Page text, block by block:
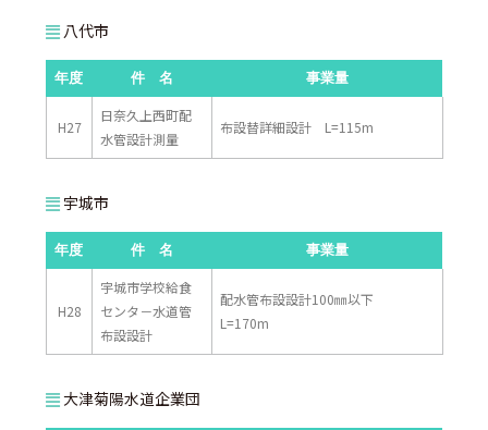
八代市
年度 件 名 事業量
H27
日奈久上西町配
水管設計測量
布設替詳細設計 L=115m
宇城市
年度 件 名 事業量
H28
宇城市学校給食
センタ－水道管
布設設計
配水管布設設計100㎜以下
L=170m
大津菊陽水道企業団